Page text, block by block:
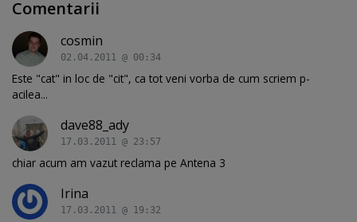
Comentarii
cosmin
02.04.2011 @ 00:34
Este "cat" in loc de "cit", ca tot veni vorba de cum scriem p-
acilea...
dave88_ady
17.03.2011 @ 23:57
chiar acum am vazut reclama pe Antena 3
Irina
17.03.2011 @ 19:32